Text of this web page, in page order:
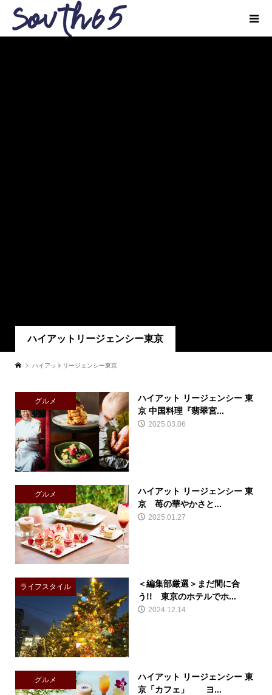
ハイアットリージェンシー東京
ハイアットリージェンシー東京
グルメ
ハイアット リージェンシー 東
京 中国料理『翡翠宮...
2025.03.06
グルメ
ハイアット リージェンシー 東
京 苺の華やかさと...
2025.01.27
ライフスタイル
＜編集部厳選＞まだ間に合
う!! 東京のホテルでホ...
2024.12.14
グルメ
ハイアット リージェンシー 東
京「カフェ」 ヨ...